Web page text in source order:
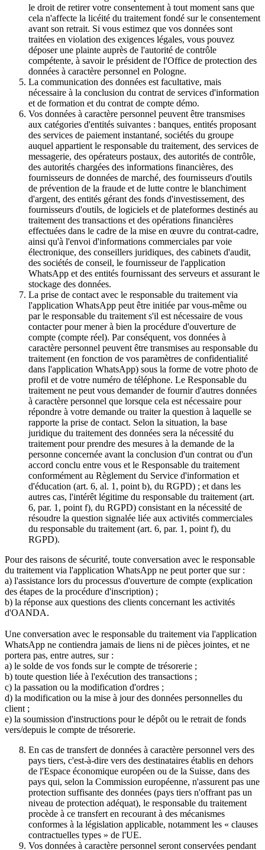
le droit de retirer votre consentement à tout moment sans que
cela n'affecte la licéité du traitement fondé sur le consentement
avant son retrait. Si vous estimez que vos données sont
traitées en violation des exigences légales, vous pouvez
déposer une plainte auprès de l'autorité de contrôle
compétente, à savoir le président de l'Office de protection des
données à caractère personnel en Pologne.
La communication des données est facultative, mais
nécessaire à la conclusion du contrat de services d'information
et de formation et du contrat de compte démo.
Vos données à caractère personnel peuvent être transmises
aux catégories d'entités suivantes : banques, entités proposant
des services de paiement instantané, sociétés du groupe
auquel appartient le responsable du traitement, des services de
messagerie, des opérateurs postaux, des autorités de contrôle,
des autorités chargées des informations financières, des
fournisseurs de données de marché, des fournisseurs d'outils
de prévention de la fraude et de lutte contre le blanchiment
d'argent, des entités gérant des fonds d'investissement, des
fournisseurs d'outils, de logiciels et de plateformes destinés au
traitement des transactions et des opérations financières
effectuées dans le cadre de la mise en œuvre du contrat-cadre,
ainsi qu'à l'envoi d'informations commerciales par voie
électronique, des conseillers juridiques, des cabinets d'audit,
des sociétés de conseil, le fournisseur de l'application
WhatsApp et des entités fournissant des serveurs et assurant le
stockage des données.
La prise de contact avec le responsable du traitement via
l'application WhatsApp peut être initiée par vous-même ou
par le responsable du traitement s'il est nécessaire de vous
contacter pour mener à bien la procédure d'ouverture de
compte (compte réel). Par conséquent, vos données à
caractère personnel peuvent être transmises au responsable du
traitement (en fonction de vos paramètres de confidentialité
dans l'application WhatsApp) sous la forme de votre photo de
profil et de votre numéro de téléphone. Le Responsable du
traitement ne peut vous demander de fournir d'autres données
à caractère personnel que lorsque cela est nécessaire pour
répondre à votre demande ou traiter la question à laquelle se
rapporte la prise de contact. Selon la situation, la base
juridique du traitement des données sera la nécessité du
traitement pour prendre des mesures à la demande de la
personne concernée avant la conclusion d'un contrat ou d'un
accord conclu entre vous et le Responsable du traitement
conformément au Règlement du Service d'information et
d'éducation (art. 6, al. 1, point b), du RGPD) ; et dans les
autres cas, l'intérêt légitime du responsable du traitement (art.
6, par. 1, point f), du RGPD) consistant en la nécessité de
résoudre la question signalée liée aux activités commerciales
du responsable du traitement (art. 6, par. 1, point f), du
RGPD).
Pour des raisons de sécurité, toute conversation avec le responsable
du traitement via l'application WhatsApp ne peut porter que sur :
a) l'assistance lors du processus d'ouverture de compte (explication
des étapes de la procédure d'inscription) ;
b) la réponse aux questions des clients concernant les activités
d'OANDA.
Une conversation avec le responsable du traitement via l'application
WhatsApp ne contiendra jamais de liens ni de pièces jointes, et ne
portera pas, entre autres, sur :
a) le solde de vos fonds sur le compte de trésorerie ;
b) toute question liée à l'exécution des transactions ;
c) la passation ou la modification d'ordres ;
d) la modification ou la mise à jour des données personnelles du
client ;
e) la soumission d'instructions pour le dépôt ou le retrait de fonds
vers/depuis le compte de trésorerie.
En cas de transfert de données à caractère personnel vers des
pays tiers, c'est-à-dire vers des destinataires établis en dehors
de l'Espace économique européen ou de la Suisse, dans des
pays qui, selon la Commission européenne, n'assurent pas une
protection suffisante des données (pays tiers n'offrant pas un
niveau de protection adéquat), le responsable du traitement
procède à ce transfert en recourant à des mécanismes
conformes à la législation applicable, notamment les « clauses
contractuelles types » de l'UE.
Vos données à caractère personnel seront conservées pendant